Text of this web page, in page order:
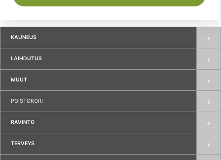
KAUNEUS
LAIHDUTUS
MUUT
POISTOKORI
RAVINTO
TERVEYS